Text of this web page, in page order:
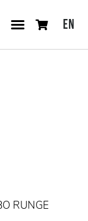
EN
RUNGE